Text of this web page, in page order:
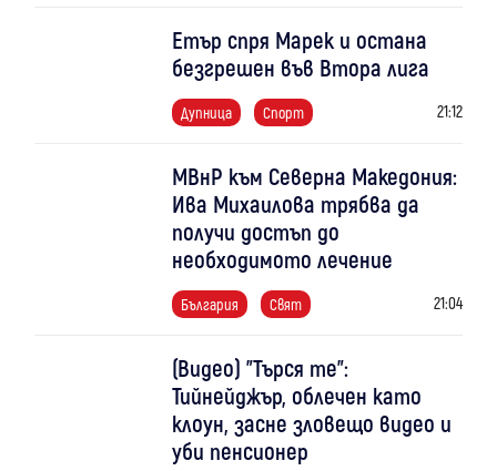
Етър спря Марек и остана
безгрешен във Втора лига
Дупница Спорт 21:12
МВнР към Северна Македония:
Ива Михаилова трябва да
получи достъп до
необходимото лечение
България Свят 21:04
(Видео) "Търся те":
Тийнейджър, облечен като
клоун, засне зловещо видео и
уби пенсионер